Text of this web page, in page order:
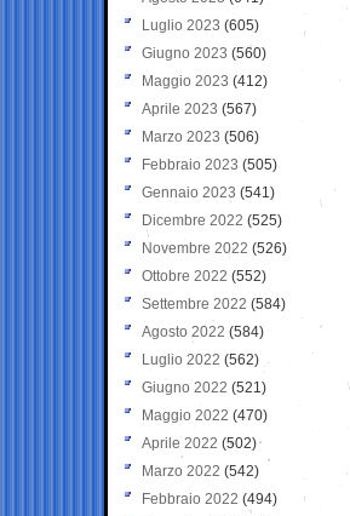
Luglio 2023 (605)
Giugno 2023 (560)
Maggio 2023 (412)
Aprile 2023 (567)
Marzo 2023 (506)
Febbraio 2023 (505)
Gennaio 2023 (541)
Dicembre 2022 (525)
Novembre 2022 (526)
Ottobre 2022 (552)
Settembre 2022 (584)
Agosto 2022 (584)
Luglio 2022 (562)
Giugno 2022 (521)
Maggio 2022 (470)
Aprile 2022 (502)
Marzo 2022 (542)
Febbraio 2022 (494)